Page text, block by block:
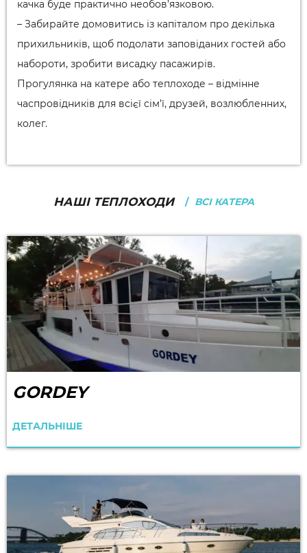
качка буде практично необов’язковою.
– Забирайте домовитись із капіталом про декілька
прихильників, щоб подолати заповіданих гостей або
набороти, зробити висадку пасажирів.
Прогулянка на катере або теплоходе – відмінне
часпровідників для всієї сім’ї, друзей, возлюбленних,
колег.
НАШІ ТЕПЛОХОДИ ВСІ КАТЕРА
GORDEY
ДЕТАЛЬНІШЕ